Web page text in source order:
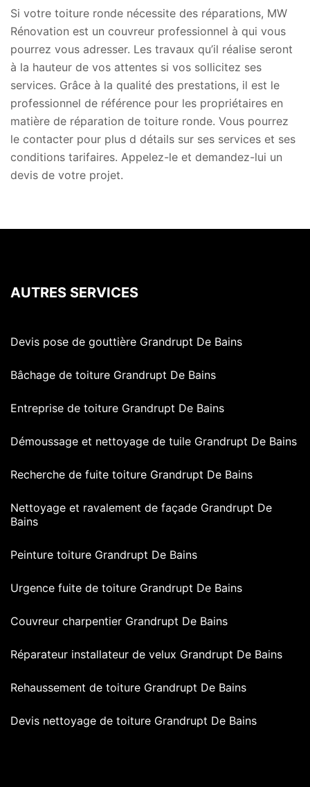
Si votre toiture ronde nécessite des réparations, MW
Rénovation est un couvreur professionnel à qui vous
pourrez vous adresser. Les travaux qu’il réalise seront
à la hauteur de vos attentes si vos sollicitez ses
services. Grâce à la qualité des prestations, il est le
professionnel de référence pour les propriétaires en
matière de réparation de toiture ronde. Vous pourrez
le contacter pour plus d détails sur ses services et ses
conditions tarifaires. Appelez-le et demandez-lui un
devis de votre projet.
AUTRES SERVICES
Devis pose de gouttière Grandrupt De Bains
Bâchage de toiture Grandrupt De Bains
Entreprise de toiture Grandrupt De Bains
Démoussage et nettoyage de tuile Grandrupt De Bains
Recherche de fuite toiture Grandrupt De Bains
Nettoyage et ravalement de façade Grandrupt De
Bains
Peinture toiture Grandrupt De Bains
Urgence fuite de toiture Grandrupt De Bains
Couvreur charpentier Grandrupt De Bains
Réparateur installateur de velux Grandrupt De Bains
Rehaussement de toiture Grandrupt De Bains
Devis nettoyage de toiture Grandrupt De Bains